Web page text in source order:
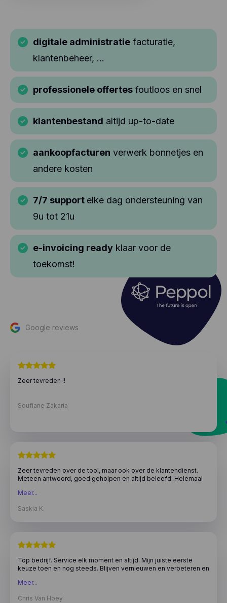
digitale administratie facturatie,
klantenbeheer, ...
professionele offertes foutloos en snel
klantenbestand altijd up-to-date
aankoopfacturen verwerk bonnetjes en
andere kosten
7/7 support elke dag ondersteuning van
9u tot 21u
e-invoicing ready klaar voor de
toekomst!
Google reviews
Zeer tevreden !!
Soufiane Zakaria
Zeer tevreden over de tool, maar ook over de klantendienst.
Meteen antwoord, goed geholpen en altijd beleefd. Helemaal
Meer...
Saskia K.
Top bedrijf. Service elk moment en altijd. Mijn juiste eerste
keuze toen en nog steeds. Blijven vernieuwen en verbeteren en
verbetering algemeen.
Meer...
Chris Van Hoey